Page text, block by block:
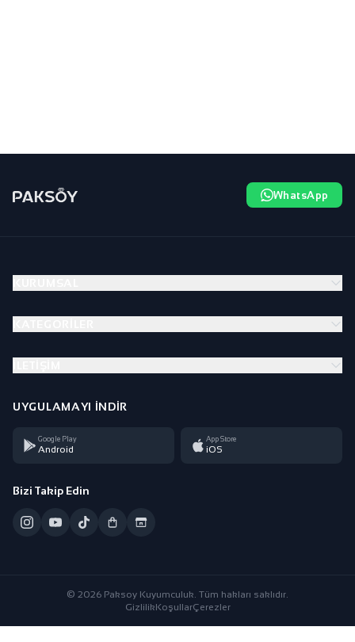
WhatsApp
UYGULAMAYI İNDIR
Google Play
Android
App Store
iOS
Bizi Takip Edin
© 2026 Paksoy Kuyumculuk. Tüm hakları saklıdır.
GizlilikKoşullarÇerezler